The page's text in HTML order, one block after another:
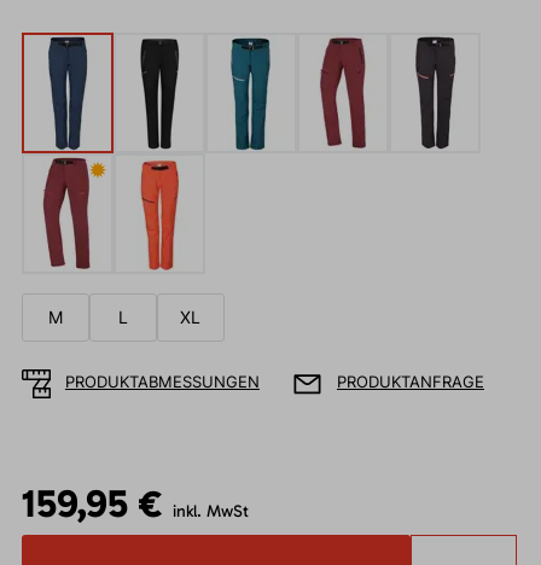
✹
M L XL
PRODUKTABMESSUNGEN PRODUKTANFRAGE
159,95 € inkl. MwSt